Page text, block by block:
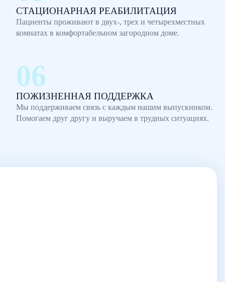
СТАЦИОНАРНАЯ РЕАБИЛИТАЦИЯ
Пациенты проживают в двух-, трех и четырехместных
комнатах в комфортабельном загородном доме.
ПОЖИЗНЕННАЯ ПОДДЕРЖКА
Мы поддерживаем связь с каждым нашим выпускником.
Помогаем друг другу и выручаем в трудных ситуациях.